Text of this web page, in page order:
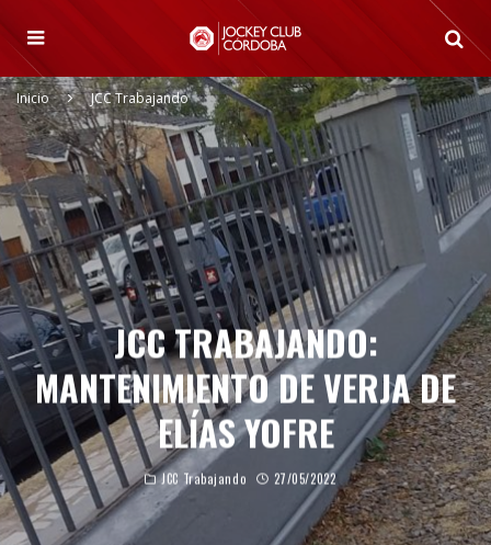
Inicio JCC Trabajando
JCC TRABAJANDO:
MANTENIMIENTO DE VERJA DE
ELÍAS YOFRE
JCC Trabajando 27/05/2022